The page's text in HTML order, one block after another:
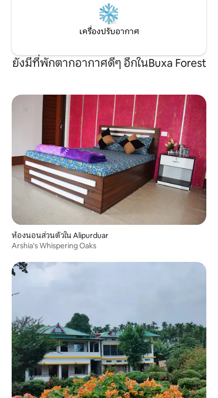
เครื่องปรับอากาศ
ยังมีที่พักตากอากาศดีๆ อีกในBuxa Forest
ห้องนอนส่วนตัวใน Alipurduar
Arshia's Whispering Oaks